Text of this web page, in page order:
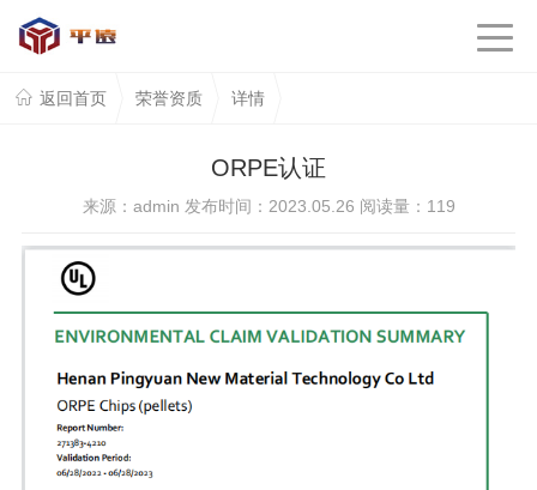
返回首页 荣誉资质 详情
ORPE认证
来源：admin 发布时间：2023.05.26 阅读量： 119